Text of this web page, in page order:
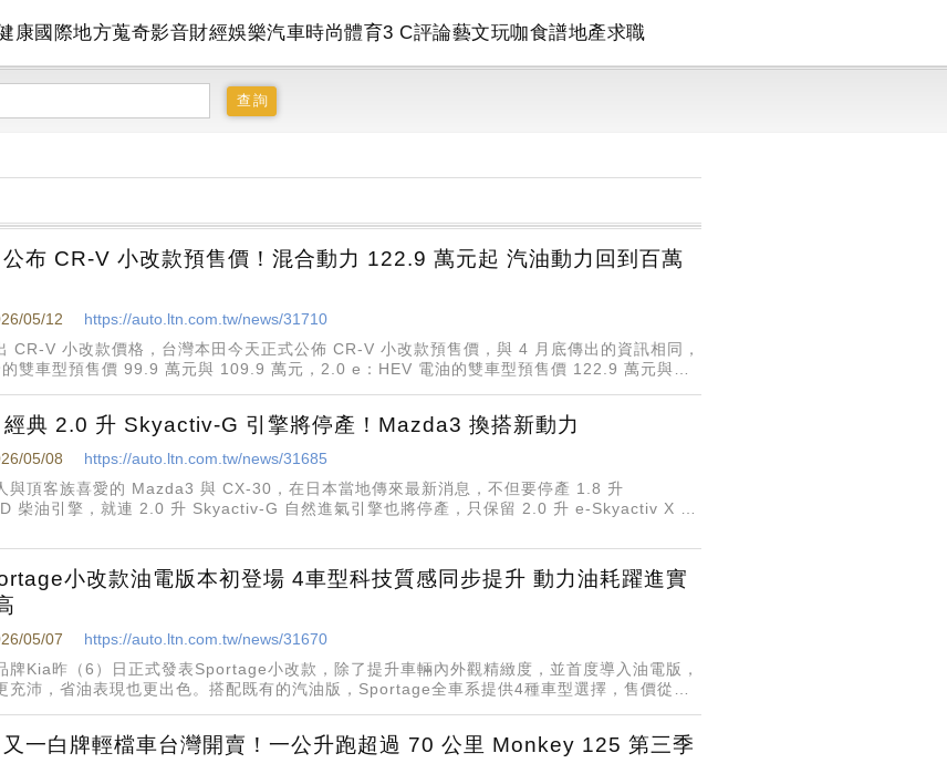
康國際地方蒐奇影音財經娛樂汽車時尚體育3 C評論藝文玩咖食譜地產求職
布 CR-V 小改款預售價！混合動力 122.9 萬元起 汽油動力回到百萬
05/12
https://auto.ltn.com.tw/news/31710
CR-V 小改款價格，台灣本田今天正式公佈 CR-V 小改款預售價，與 4 月底傳出的資訊相同，
雙車型預售價 99.9 萬元與 109.9 萬元，2.0 e：HEV 電油的雙車型預售價 122.9 萬元與
典 2.0 升 Skyactiv-G 引擎將停產！Mazda3 換搭新動力
05/08
https://auto.ltn.com.tw/news/31685
與頂客族喜愛的 Mazda3 與 CX-30，在日本當地傳來最新消息，不但要停產 1.8 升
柴油引擎，就連 2.0 升 Skyactiv-G 自然進氣引擎也將停產，只保留 2.0 升 e-Skyactiv X 輕
小改款油電版本初登場 4車型科技質感同步提升 動力油耗躍進實
05/07
https://auto.ltn.com.tw/news/31670
牌Kia昨（6）日正式發表Sportage小改款，除了提升車輛內外觀精緻度，並首度導入油電版，
充沛，省油表現也更出色。搭配既有的汽油版，Sportage全車系提供4種車型選擇，售價從
一白牌輕檔車台灣開賣！一公升跑超過 70 公里 Monkey 125 第三季